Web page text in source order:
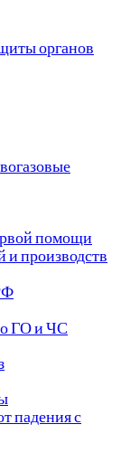
органов
помощи
и производств
ГО и ЧС
падения с